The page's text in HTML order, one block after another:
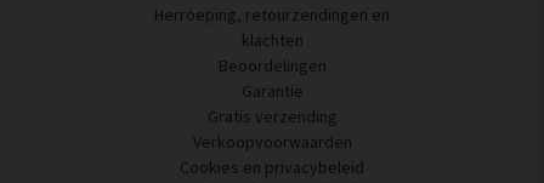
Herroeping, retourzendingen en
klachten
Beoordelingen
Garantie
Gratis verzending
Verkoopvoorwaarden
Cookies en privacybeleid